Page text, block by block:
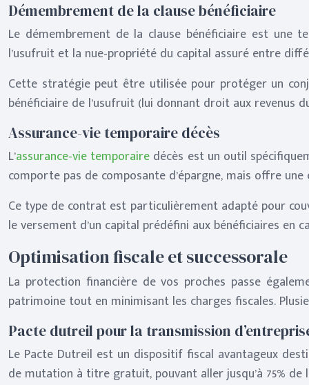
Démembrement de la clause bénéficiaire
Le démembrement de la clause bénéficiaire est une
l’usufruit et la nue-propriété du capital assuré entre
Cette stratégie peut être utilisée pour protéger un
bénéficiaire de l’usufruit (lui donnant droit aux
Assurance-vie temporaire décès
L’assurance-vie temporaire décès est un outil
comporte pas de composante d’épargne, mais offre
Ce type de contrat est particulièrement adapté pour
le versement d’un capital prédéfini aux bénéficiaires en
Optimisation fiscale et successorale
La protection financière de vos proches passe
patrimoine tout en minimisant les charges fiscales.
Pacte dutreil pour la transmission
Le Pacte Dutreil est un dispositif fiscal avantageux
de mutation à titre gratuit, pouvant aller jusqu’à 75%